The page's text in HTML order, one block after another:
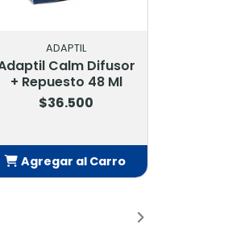
Adaptil Collar Perros
Medianos Y Grandes
70 Cm
Agregar al Carro